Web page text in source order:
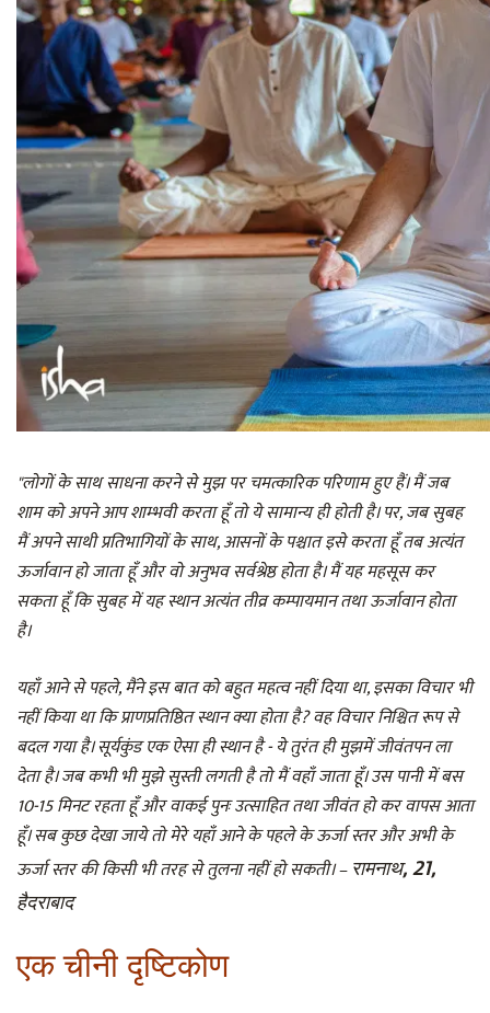
"लोगों के साथ साधना करने से मुझ पर चमत्कारिक परिणाम हुए हैं। मैं जब
शाम को अपने आप शाम्भवी करता हूँ तो ये सामान्य ही होती है। पर, जब सुबह
मैं अपने साथी प्रतिभागियों के साथ, आसनों के पश्चात इसे करता हूँ तब अत्यंत
ऊर्जावान हो जाता हूँ और वो अनुभव सर्वश्रेष्ठ होता है। मैं यह महसूस कर
सकता हूँ कि सुबह में यह स्थान अत्यंत तीव्र कम्पायमान तथा ऊर्जावान होता
है।
यहाँ आने से पहले, मैंने इस बात को बहुत महत्व नहीं दिया था, इसका विचार भी
नहीं किया था कि प्राणप्रतिष्ठित स्थान क्या होता है? वह विचार निश्चित रूप से
बदल गया है। सूर्यकुंड एक ऐसा ही स्थान है - ये तुरंत ही मुझमें जीवंतपन ला
देता है। जब कभी भी मुझे सुस्ती लगती है तो मैं वहाँ जाता हूँ। उस पानी में बस
10-15 मिनट रहता हूँ और वाकई पुनः उत्साहित तथा जीवंत हो कर वापस आता
हूँ। सब कुछ देखा जाये तो मेरे यहाँ आने के पहले के ऊर्जा स्तर और अभी के
ऊर्जा स्तर की किसी भी तरह से तुलना नहीं हो सकती। – रामनाथ, 21,
हैदराबाद
एक चीनी दृष्टिकोण